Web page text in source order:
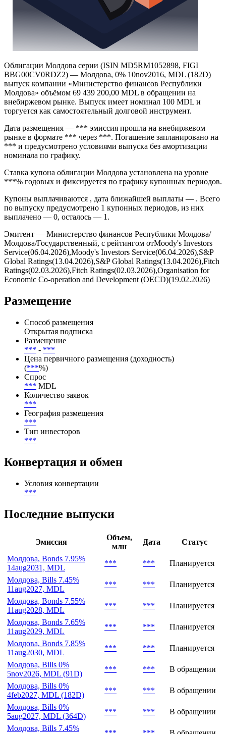
Облигации Молдова серии (ISIN MD5RM1052898, FIGI
BBG00CV0RDZ2) — Молдова, 0% 10nov2016, MDL (182D)
выпуск компании «Министерство финансов Республики
Молдова» объёмом 69 439 200,00 MDL в обращении на
внебиржевом рынке. Выпуск имеет номинал 100 MDL и
торгуется как самостоятельный долговой инструмент.
Дата размещения — *** эмиссия прошла на внебиржевом
рынке в формате *** через ***. Погашение запланировано на
*** и предусмотрено условиями выпуска без амортизации
номинала по графику.
Ставка купона облигации Молдова установлена на уровне
***% годовых и фиксируется по графику купонных периодов.
Купоны выплачиваются , дата ближайшей выплаты — . Всего
по выпуску предусмотрено 1 купонных периодов, из них
выплачено — 0, осталось — 1.
Эмитент — Министерство финансов Республики Молдова/
Молдова/Государственный, с рейтингом отMoody's Investors
Service(06.04.2026),Moody's Investors Service(06.04.2026),S&P
Global Ratings(13.04.2026),S&P Global Ratings(13.04.2026),Fitch
Ratings(02.03.2026),Fitch Ratings(02.03.2026),Organisation for
Economic Co-operation and Development (OECD)(19.02.2026)
Размещение
Способ размещения
Открытая подписка
Размещение
*** - ***
Цена первичного размещения (доходность)
(***%)
Спрос
*** MDL
Количество заявок
***
География размещения
***
Тип инвесторов
***
Конвертация и обмен
Условия конвертации
***
Последние выпуски
Эмиссия
Объем,
млн
Дата
Статус
Молдова, Bonds 7.95%
14aug2031, MDL
*** ***
Планируется
Молдова, Bills 7.45%
11aug2027, MDL
*** ***
Планируется
Молдова, Bonds 7.55%
11aug2028, MDL
*** ***
Планируется
Молдова, Bonds 7.65%
11aug2029, MDL
*** ***
Планируется
Молдова, Bonds 7.85%
11aug2030, MDL
*** ***
Планируется
Молдова, Bills 0%
5nov2026, MDL (91D)
*** ***
В обращении
Молдова, Bills 0%
4feb2027, MDL (182D)
*** ***
В обращении
Молдова, Bills 0%
5aug2027, MDL (364D)
*** ***
В обращении
Молдова, Bills 7.45%